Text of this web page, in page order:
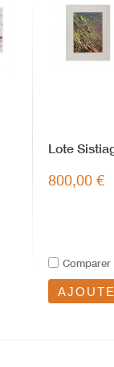
Lote
800,00 €
Comparer